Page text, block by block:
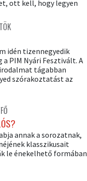
ott kell, hogy legyen
idén tizennegyedik
PIM Nyári Fesztivált. A
tágabban
szórakoztatást az
annak a sorozatnak,
klasszikusait
le énekelhető formában